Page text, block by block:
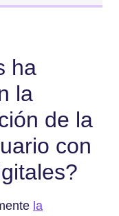
ha
la
de la
con
la